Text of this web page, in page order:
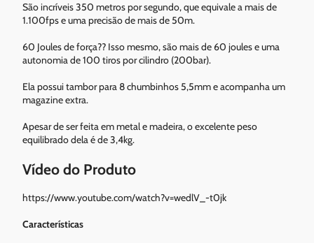
São incríveis 350 metros por segundo, que equivale a mais de
1.100fps e uma precisão de mais de 50m.
60 Joules de força?? Isso mesmo, são mais de 60 joules e uma
autonomia de 100 tiros por cilindro (200bar).
Ela possui tambor para 8 chumbinhos 5,5mm e acompanha um
magazine extra.
Apesar de ser feita em metal e madeira, o excelente peso
equilibrado dela é de 3,4kg.
Vídeo do Produto
https://www.youtube.com/watch?v=wedlV_-t0jk
Características